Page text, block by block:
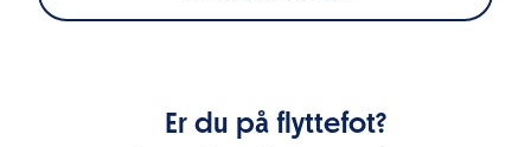
3
Er du på flyttefot?